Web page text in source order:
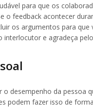
para que os
o feedback acontecer
os argumentos para
interlocutor e agradeça
desempenho da pessoa
podem fazer isso de